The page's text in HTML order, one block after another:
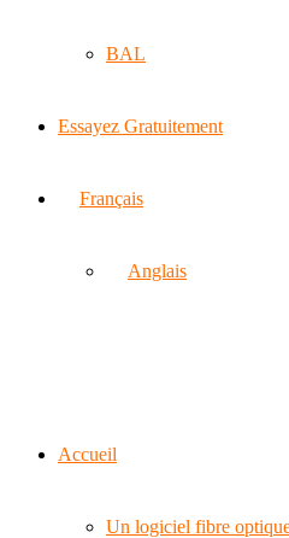
BAL
Essayez Gratuitement
Français
Anglais
Accueil
Un logiciel fibre